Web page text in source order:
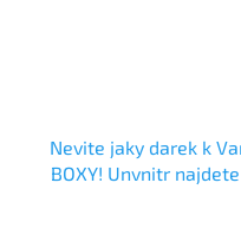
Nevite jaky darek k
BOXY! Unvnitr